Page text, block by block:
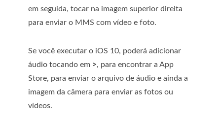
em seguida, tocar na imagem superior direita
para enviar o MMS com vídeo e foto.
Se você executar o iOS 10, poderá adicionar
áudio tocando em >, para encontrar a App
Store, para enviar o arquivo de áudio e ainda a
imagem da câmera para enviar as fotos ou
vídeos.